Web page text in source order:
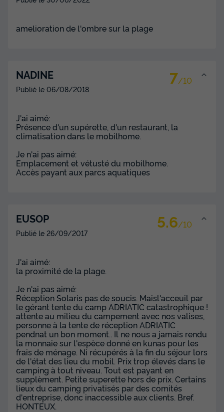
amelioration de l'ombre sur la plage
NADINE 7/10
Publié le 06/08/2018
J'ai aimé:
Présence d'un supérette, d'un restaurant, la
climatisation dans le mobilhome.
Je n'ai pas aimé:
Emplacement et vétusté du mobilhome.
Accès payant aux parcs aquatiques
EUSOP 5.6/10
Publié le 26/09/2017
J'ai aimé:
la proximité de la plage.
Je n'ai pas aimé:
Réception Solaris pas de soucis. Maisl'acceuil par
le gérant tente du camp ADRIATIC catastrophique !
attente au milieu du campement avec nos valises,
personne à la tente de réception ADRIATIC
pendnat un bon moment.. Il ne nous a jamais rendu
la monnaie sur l'espèce donné en kunas pour les
frais de ménage. Ni récupérés à la fin du séjour lors
de l'état des lieu du mobil. Prix trop élevés dans le
camping à tout niveau. Tout est payant en
supplèment. Petite superette hors de prix. Certains
lieux du camping privatisés par des comités
d'entreprise, donc inaccessible aux clients. Bref.
HONTEUX.